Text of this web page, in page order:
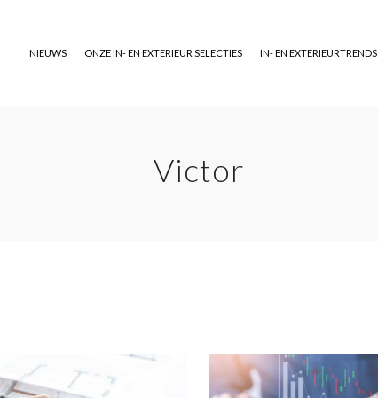
NIEUWS ONZE IN- EN EXTERIEUR SELECTIES IN- EN EXTERIEURTRENDS
Victor